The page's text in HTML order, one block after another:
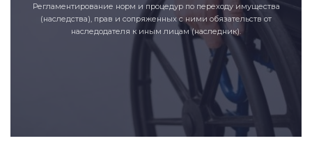
Регламентирование норм и процедур по переходу имущества
(наследства), прав и сопряженных с ними обязательств от
наследодателя к иным лицам (наследник).